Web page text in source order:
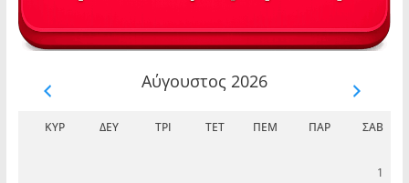
Αύγουστος 2026
ΚΥΡ ΔΕΥ ΤΡΊ ΤΕΤ ΠΈΜ ΠΑΡ ΣΆΒ
1